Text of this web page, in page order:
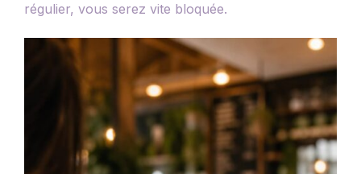
régulier, vous serez vite bloquée.